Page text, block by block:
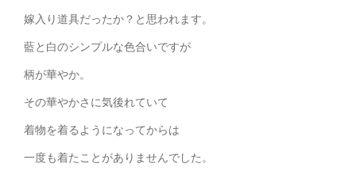
嫁入り道具だったか？と思われます。
藍と白のシンプルな色合いですが
柄が華やか。
その華やかさに気後れていて
着物を着るようになってからは
一度も着たことがありませんでした。